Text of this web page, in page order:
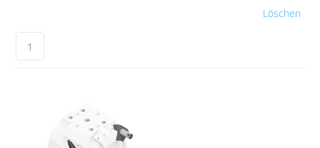
Löschen